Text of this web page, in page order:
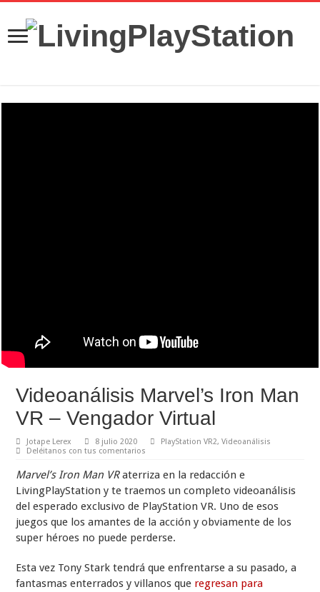
Videoanálisis Marvel’s Iron Man
VR – Vengador Virtual
Jotape Lerex 8 julio 2020 PlayStation VR2,Videoanálisis
Deléitanos con tus comentarios
Marvel’s Iron Man VRaterriza en la redacción e
LivingPlayStation y te traemos un completo videoanálisis
del esperado exclusivo de PlayStation VR. Uno de esos
juegos que los amantes de la acción y obviamente de los
super héroes no puede perderse.
Esta vez Tony Stark tendrá que enfrentarse a su pasado, a
fantasmas enterrados y villanos que regresan para